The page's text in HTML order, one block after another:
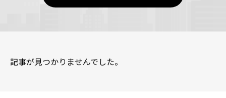
記事が見つかりませんでした。